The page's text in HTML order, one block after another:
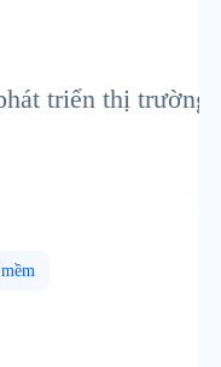
triển thị trường